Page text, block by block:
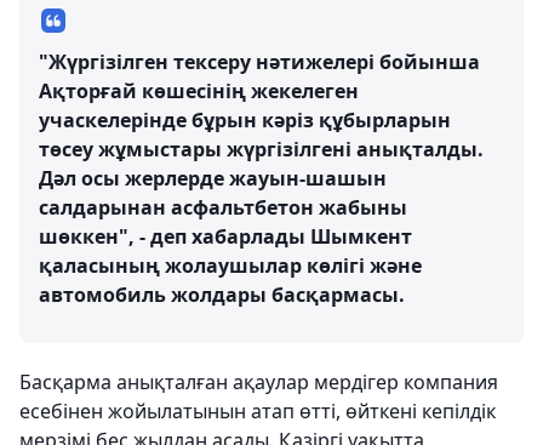
"Жүргізілген тексеру нәтижелері бойынша
Ақторғай көшесінің жекелеген
учаскелерінде бұрын кәріз құбырларын
төсеу жұмыстары жүргізілгені анықталды.
Дәл осы жерлерде жауын-шашын
салдарынан асфальтбетон жабыны
шөккен", - деп хабарлады Шымкент
қаласының жолаушылар көлігі және
автомобиль жолдары басқармасы.
Басқарма анықталған ақаулар мердігер компания
есебінен жойылатынын атап өтті, өйткені кепілдік